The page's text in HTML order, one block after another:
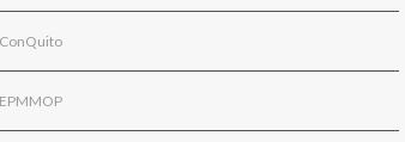
ConQuito
EPMMOP